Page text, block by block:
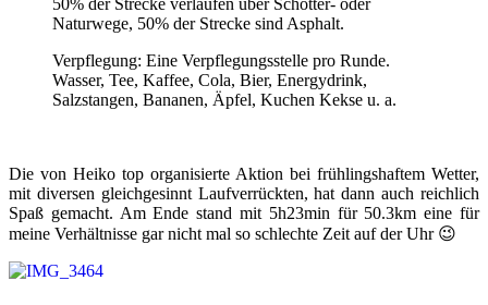
50% der Strecke verlaufen über Schotter- oder
Naturwege, 50% der Strecke sind Asphalt.
Verpflegung: Eine Verpflegungsstelle pro Runde.
Wasser, Tee, Kaffee, Cola, Bier, Energydrink,
Salzstangen, Bananen, Äpfel, Kuchen Kekse u. a.
Die von Heiko top organisierte Aktion bei frühlingshaftem Wetter,
mit diversen gleichgesinnt Laufverrückten, hat dann auch reichlich
Spaß gemacht. Am Ende stand mit 5h23min für 50.3km eine für
meine Verhältnisse gar nicht mal so schlechte Zeit auf der Uhr 😉